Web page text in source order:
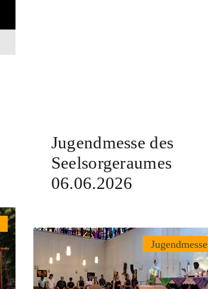
Jugendmesse des
Seelsorgeraumes
06.06.2026
Jugendmesse